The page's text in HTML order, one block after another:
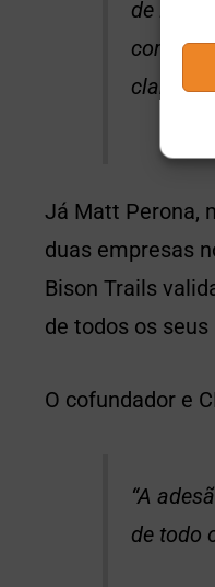
de PoS.
como a
clareza
Já Matt Perona,
duas empresas
Bison Trails
de todos os
O cofundador e
“A
de todo